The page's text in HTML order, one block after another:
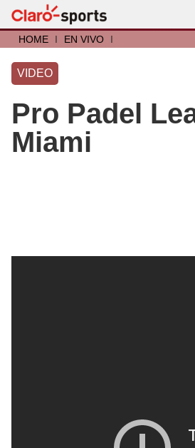
HOME I EN VIVO I
VIDEO
Pro Padel
Miami